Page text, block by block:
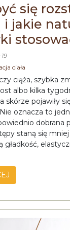
się
i jakie
ciała
ciąża, szybka
albo kilka
skórze pojawiły
oznacza to
dobrana
staną się
gładkość,